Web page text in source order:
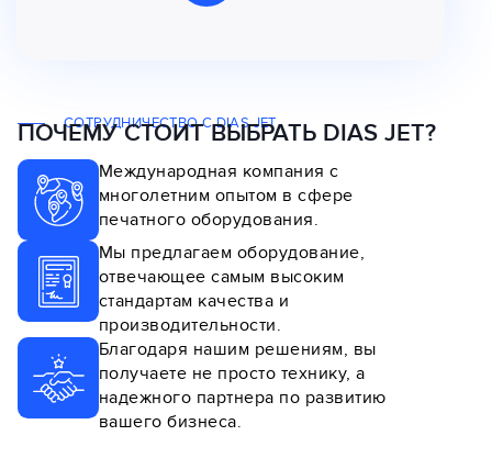
СОТРУДНИЧЕСТВО С DIAS JET
ПОЧЕМУ СТОИТ ВЫБРАТЬ DIAS JET?
Международная компания с
многолетним опытом в сфере
печатного оборудования.
Мы предлагаем оборудование,
отвечающее самым высоким
стандартам качества и
производительности.
Благодаря нашим решениям, вы
получаете не просто технику, а
надежного партнера по развитию
вашего бизнеса.